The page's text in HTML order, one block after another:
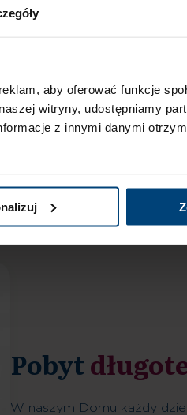
aby oferować funkcje
witryny, udostępniamy
z innymi danymi
pobytów
Próbny
Pobyt
W naszym Domu każdy